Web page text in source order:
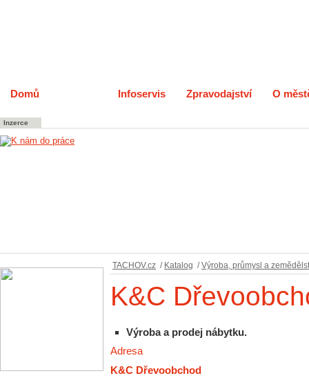
Domů Infoservis Zpravodajství O
Inzerce
TACHOV.cz / Katalog / Výroba, průmysl a
K&C
Výroba a prodej nábytku.
Adresa
K&C Dřevoobchod